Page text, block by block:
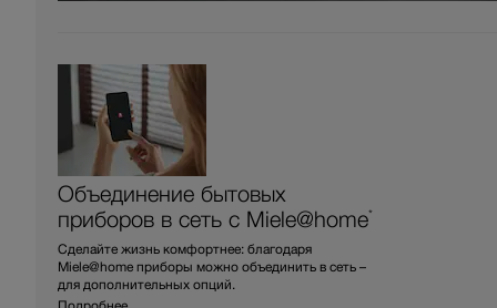
Объединение бытовых
приборов в сеть с Miele@home*
Сделайте жизнь комфортнее: благодаря
Miele@home приборы можно объединить в сеть –
для дополнительных опций.